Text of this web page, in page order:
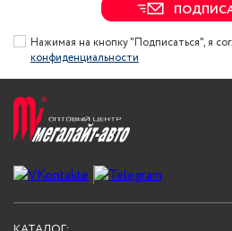
Нажимая на кнопку "Подписаться", я
конфиденциальности